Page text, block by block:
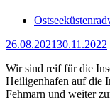
26.08.202130.11.2022
Wir sind reif für die
Heiligenhafen auf die
Fehmarn und weiter